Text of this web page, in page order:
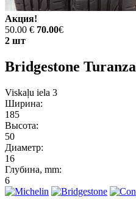
Акция!
50.00 € 70.00€
2 шт
Bridgestone
Viskaļu iela 3
Ширина:
185
Высота:
50
Диаметр:
16
Глубина, mm:
6